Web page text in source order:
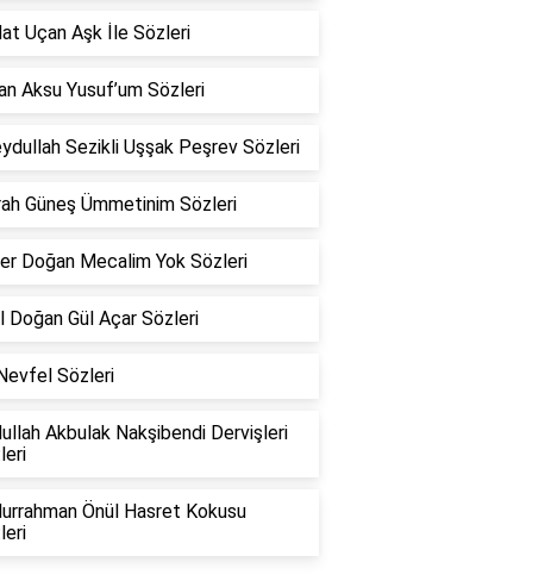
Uçan Aşk İle Sözleri
Aksu Yusuf’um Sözleri
Sezikli Uşşak Peşrev Sözleri
Güneş Ümmetinim Sözleri
Doğan Mecalim Yok Sözleri
Doğan Gül Açar Sözleri
Sözleri
Akbulak Nakşibendi Dervişleri
Önül Hasret Kokusu